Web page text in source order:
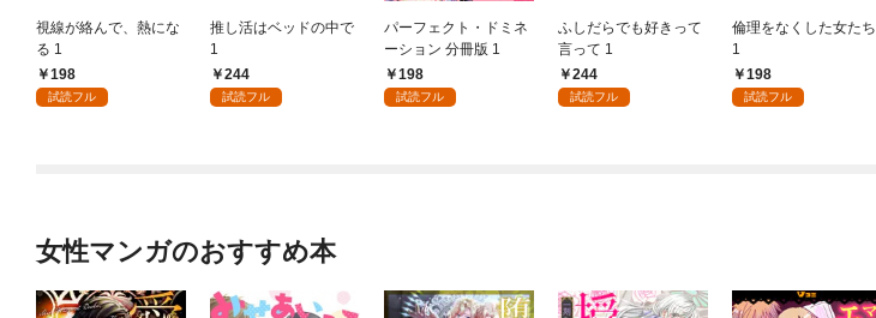
視線が絡んで、熱にな
る 1
198
試読フル
推し活はベッドの中で
1
244
試読フル
パーフェクト・ドミネ
ーション 分冊版 1
198
試読フル
ふしだらでも好きって
言って 1
244
試読フル
倫理をなくした女たち
1
198
試読フル
女性マンガのおすすめ本